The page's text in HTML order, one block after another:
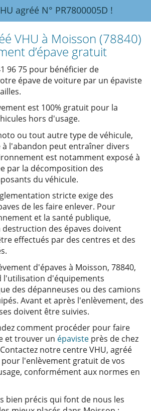
agréé N° PR7800005D !
VHU à Moisson (78840)
d’épave gratuit
96 75 pour bénéficier de
épave de voiture par un épaviste
est 100% gratuit pour la
hors d'usage.
ou tout autre type de véhicule,
à l'abandon peut entraîner divers
est notamment exposé à
par la décomposition des
du véhicule.
stricte exige des
de les faire enlever. Pour
et la santé publique,
des épaves doivent
effectués par des centres et des
d'épaves à Moisson, 78840,
l'utilisation d'équipements
des dépanneuses ou des camions
Avant et après l'enlèvement, des
doivent être suivies.
comment procéder pour faire
et trouver un épaviste près de chez
notre centre VHU, agréé
l'enlèvement gratuit de vos
conformément aux normes en
bien précis qui font de nous les